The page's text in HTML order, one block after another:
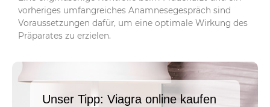
vorheriges umfangreiches Anamnesegespräch sind
Voraussetzungen dafür, um eine optimale Wirkung des
Präparates zu erzielen.
Unser Tipp: Viagra online kaufen